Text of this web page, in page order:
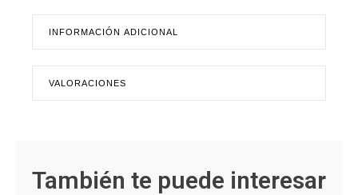
INFORMACIÓN ADICIONAL
VALORACIONES
También te puede interesar